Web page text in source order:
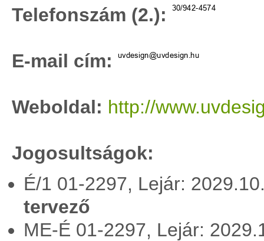
Telefonszám (2.):
E-mail cím:
Weboldal: http://
Jogosultságok:
É/1 01-2297, Lejár:
tervező
ME-É 01-2297, Lejár: